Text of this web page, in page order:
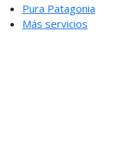
Pura Patagonia
Más servicios